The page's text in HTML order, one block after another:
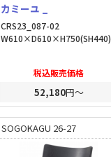
カミーユ _
CRS23_087-02
W610×D610×H750(SH440)
税込販売価格
52,180円～
SOGOKAGU 26-27